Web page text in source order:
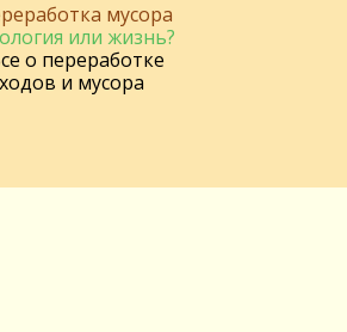
мусора
или жизнь?
о переработке
и мусора